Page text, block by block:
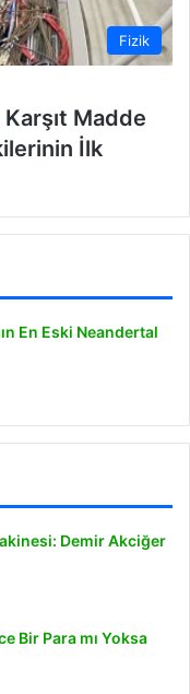
Fizik
Karşıt Madde
İlk
En Eski Neandertal
Demir Akciğer
Bir Para mı Yoksa